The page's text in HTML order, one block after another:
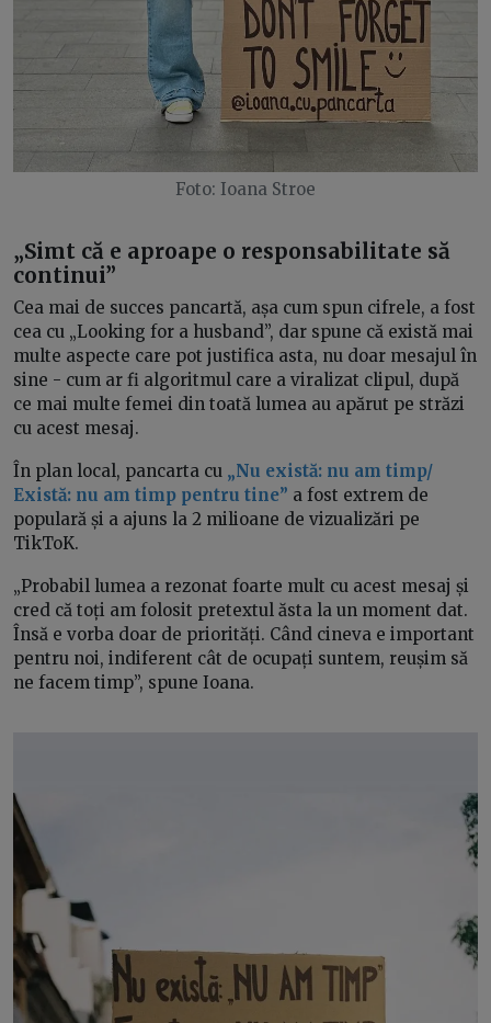
Foto: Ioana Stroe
„Simt că e aproape o responsabilitate să
continui”
Cea mai de succes pancartă, așa cum spun cifrele, a fost
cea cu „Looking for a husband”, dar spune că există mai
multe aspecte care pot justifica asta, nu doar mesajul în
sine - cum ar fi algoritmul care a viralizat clipul, după
ce mai multe femei din toată lumea au apărut pe străzi
cu acest mesaj.
În plan local, pancarta cu „Nu există: nu am timp/
Există: nu am timp pentru tine” a fost extrem de
populară și a ajuns la 2 milioane de vizualizări pe
TikToK.
„Probabil lumea a rezonat foarte mult cu acest mesaj și
cred că toți am folosit pretextul ăsta la un moment dat.
Însă e vorba doar de priorități. Când cineva e important
pentru noi, indiferent cât de ocupați suntem, reușim să
ne facem timp”, spune Ioana.